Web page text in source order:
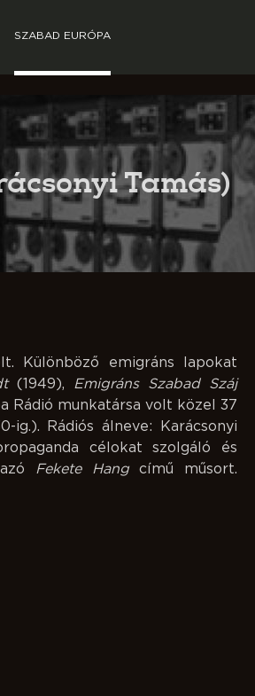
SZABAD EURÓPA
Tamás)
Különböző emigráns lapokat
(1949),
Emigráns Szabad Száj
Rádió munkatársa volt közel 37
ig.). Rádiós álneve: Karácsonyi
célokat szolgáló és
Fekete Hangcímű műsort.